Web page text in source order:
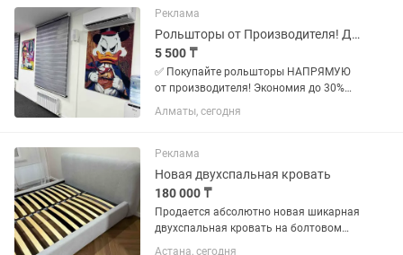
качественная. Цвет: серый. Цена...
Реклама
Рольшторы от Производителя! Дешево! День-Ночь/Блэкаут Дуэт зебра
5 500 ₸
✅ Покупайте рольшторы НАПРЯМУЮ
от производителя! Экономия до 30%
без посредников. ✅ Собственное
производство в Казахстане: Полный
материалы (ткань, пластик,
алюминий),...
Алматы, сегодня
Реклама
Новая двухспальная кровать
180 000 ₸
Продается абсолютно новая шикарная
двухспальная кровать на болтовом
качественном соединении, за счёт
Астана, сегодня